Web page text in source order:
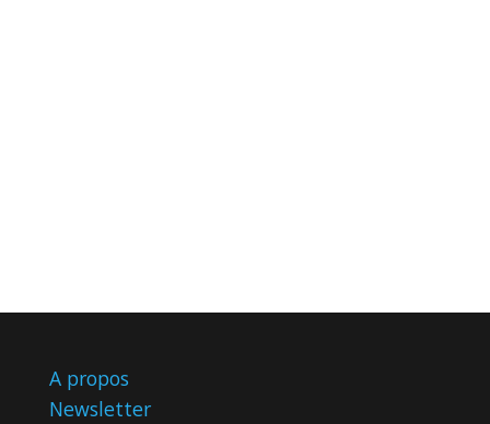
A propos
Newsletter